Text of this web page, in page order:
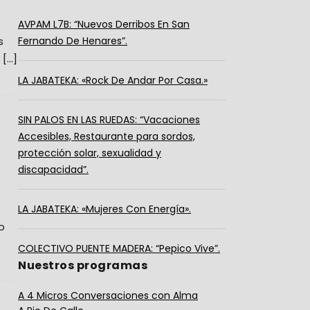
AVPAM L7B: “Nuevos Derribos En San
Fernando De Henares”.
LA JABATEKA: «Rock De Andar Por Casa.»
SIN PALOS EN LAS RUEDAS: “Vacaciones
Accesibles, Restaurante para sordos,
protección solar, sexualidad y
discapacidad”.
LA JABATEKA: «Mujeres Con Energía».
COLECTIVO PUENTE MADERA: “Pepico Vive”.
Nuestros programas
A 4 Micros Conversaciones con Alma